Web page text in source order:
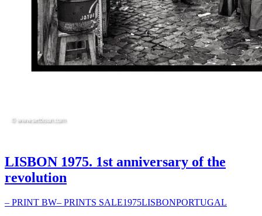
LISBON 1975. 1st anniversary of the
revolution
– PRINT BW– PRINTS SALE1975LISBONPORTUGAL